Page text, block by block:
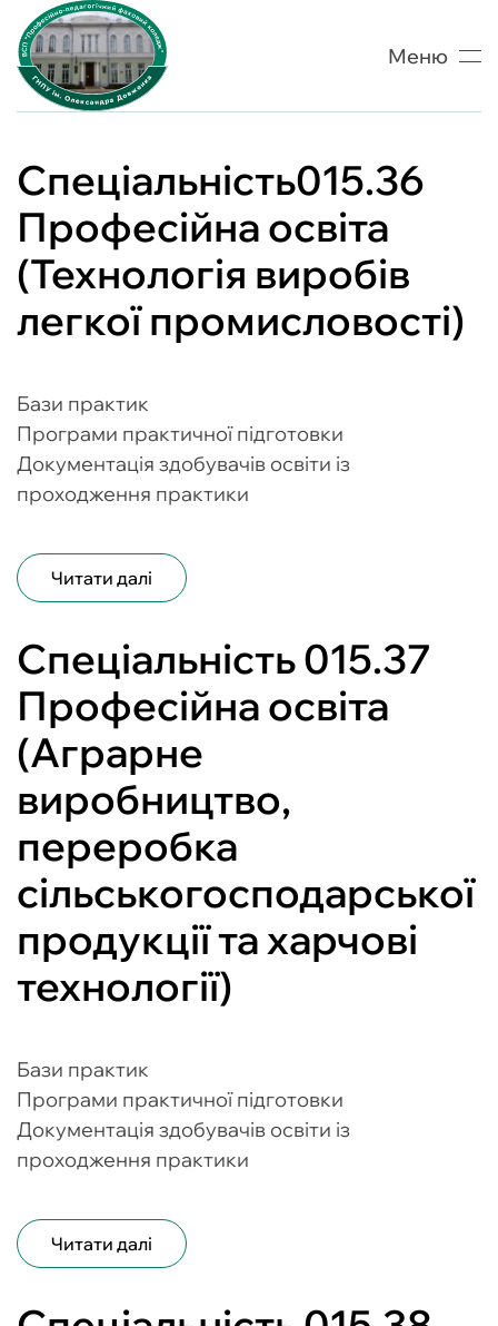
Skip to main content Меню
Спеціальність015.36
Професійна освіта
(Технологія виробів
легкої промисловості)
Бази практик
Програми практичної підготовки
Документація здобувачів освіти із
проходження практики
Читати далі
Спеціальність 015.37
Професійна освіта
(Аграрне
виробництво,
переробка
сільськогосподарської
продукції та харчові
технології)
Бази практик
Програми практичної підготовки
Документація здобувачів освіти із
проходження практики
Читати далі